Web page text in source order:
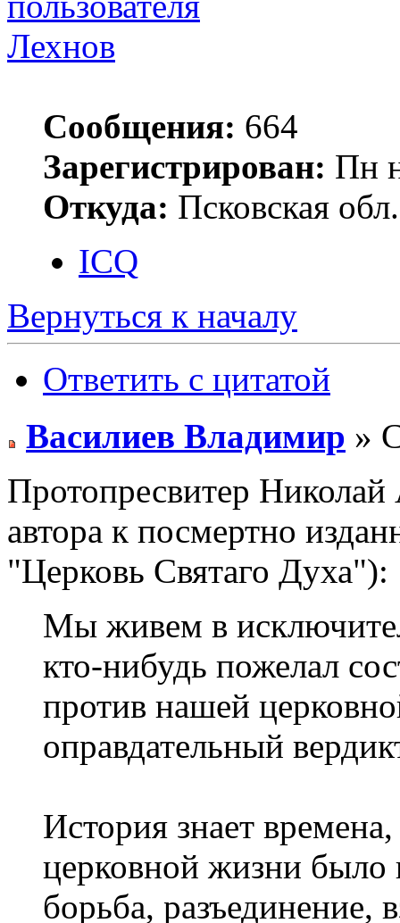
Лехнов
Сообщения: 664
Зарегистрирован: Пн
Откуда: Псковская
ICQ
Вернуться к началу
Ответить с цитатой
Василиев Владимир »
Протопресвитер
автора к посмертно
"Церковь Святаго Духа"):
Мы живем в
кто-нибудь пожелал
против нашей
оправдательный
История знает
церковной жизни
борьба, разъединение,